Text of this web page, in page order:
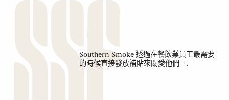
Southern Smoke 透過在餐飲業員工最需要
的時候直接發放補貼來關愛他們。.